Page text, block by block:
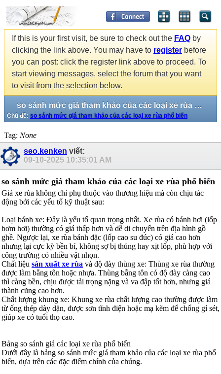
If this is your first visit, be sure to check out the FAQ by
clicking the link above. You may have to register before
you can post: click the register link above to proceed. To
start viewing messages, select the forum that you want
to visit from the selection below.
so sánh mức giá tham khảo của các loại xe rùa phổ biến
Chủ đề: so sánh mức giá tham khảo của các loại xe rùa phổ biến
Tag: None
seo.kenken viết:
09-10-2025 10:35:01 AM
so sánh mức giá tham khảo của các loại xe rùa phổ biến
Giá xe rùa không chỉ phụ thuộc vào thương hiệu mà còn chịu tác
động bởi các yếu tố kỹ thuật sau:
Loại bánh xe: Đây là yếu tố quan trọng nhất. Xe rùa có bánh hơi (lốp
bơm hơi) thường có giá thấp hơn và dễ di chuyển trên địa hình gồ
ghề. Ngược lại, xe rùa bánh đặc (lốp cao su đúc) có giá cao hơn
nhưng lại cực kỳ bền bỉ, không sợ bị thủng hay xịt lốp, phù hợp với
công trường có nhiều vật nhọn.
Chất liệu sản xuất xe rùa và độ dày thùng xe: Thùng xe rùa thường
được làm bằng tôn hoặc nhựa. Thùng bằng tôn có độ dày càng cao
thì càng bền, chịu được tải trọng nặng và va đập tốt hơn, nhưng giá
thành cũng cao hơn.
Chất lượng khung xe: Khung xe rùa chất lượng cao thường được làm
từ ống thép dày dặn, được sơn tĩnh điện hoặc mạ kẽm để chống gỉ sét,
giúp xe có tuổi thọ cao.
Bảng so sánh giá các loại xe rùa phổ biến
Dưới đây là bảng so sánh mức giá tham khảo của các loại xe rùa phổ
biến, dựa trên các đặc điểm chính của chúng.